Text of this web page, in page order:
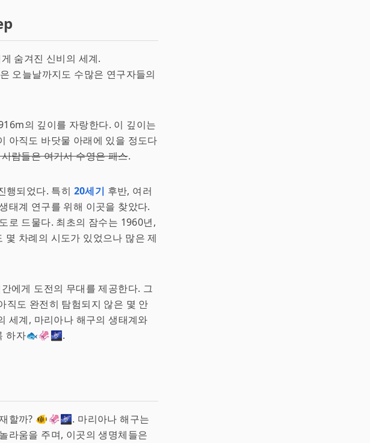
숨겨진 신비의 세계.
오늘날까지도 수많은 연구자들의
의 깊이를 자랑한다. 이 깊이는
아직도 바닷물 아래에 있을 정도다
람들은 여기서 수영은 패스.
행되었다. 특히 20세기 후반, 여러
태계 연구를 위해 이곳을 찾았다.
로 드물다. 최초의 잠수는 1960년,
차례의 시도가 있었으나 많은 제
에게 도전의 무대를 제공한다. 그
직도 완전히 탐험되지 않은 몇 안
세계, 마리아나 해구의 생태계와
하자🐟🦑🌌.
할까? 🐠🦑🌌. 마리아나 해구는
라움을 주며, 이곳의 생명체들은